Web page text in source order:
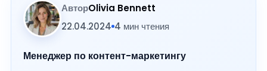
АвторOlivia Bennett
22.04.2024 4 мин чтения
Менеджер по контент-маркетингу